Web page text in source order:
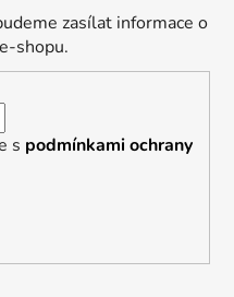
zasílat informace o
shopu.
s podmínkami ochrany